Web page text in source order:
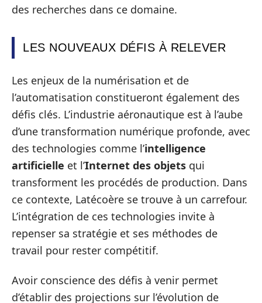
des recherches dans ce domaine.
LES NOUVEAUX DÉFIS À RELEVER
Les enjeux de la numérisation et de
l’automatisation constitueront également des
défis clés. L’industrie aéronautique est à l’aube
d’une transformation numérique profonde, avec
des technologies comme l’intelligence
artificielle et l’Internet des objets qui
transforment les procédés de production. Dans
ce contexte, Latécoère se trouve à un carrefour.
L’intégration de ces technologies invite à
repenser sa stratégie et ses méthodes de
travail pour rester compétitif.
Avoir conscience des défis à venir permet
d’établir des projections sur l’évolution de